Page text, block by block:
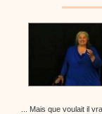
... Mais que voulait il